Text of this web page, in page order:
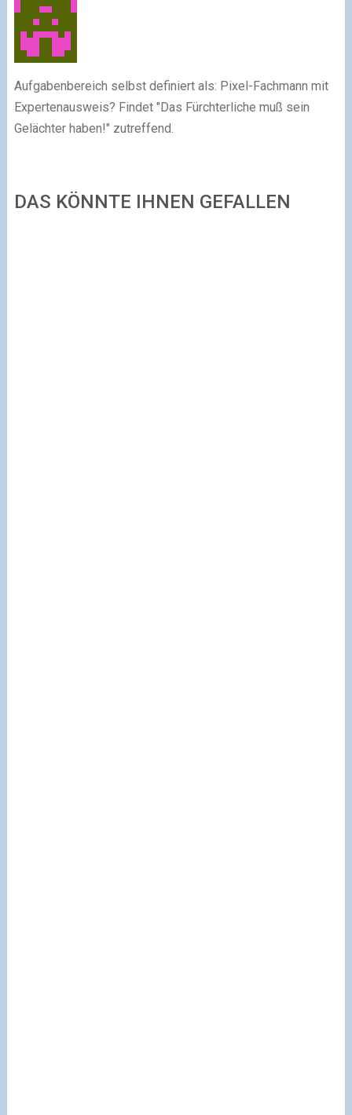
Aufgabenbereich selbst definiert als: Pixel-Fachmann mit
Expertenausweis? Findet "Das Fürchterliche muß sein
Gelächter haben!" zutreffend.
DAS KÖNNTE IHNEN GEFALLEN